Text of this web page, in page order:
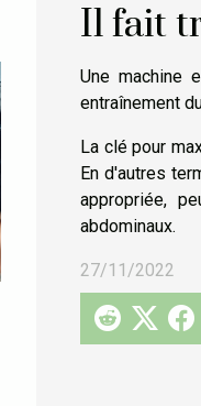
Il fait
Une machine
entraînement
La clé pour
En d'autres
appropriée,
abdominaux.
27/11/2022